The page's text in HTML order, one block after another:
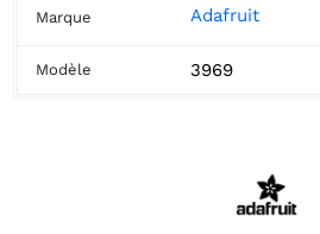
Marque Adafruit
Modèle 3969